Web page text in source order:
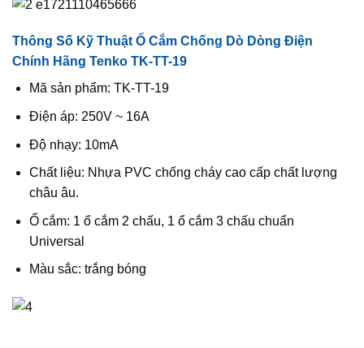
Thông Số Kỹ Thuật Ổ Cắm Chống Dò Dòng Điện
Chính Hãng Tenko TK-TT-19
Mã sản phẩm: TK-TT-19
Điện áp: 250V ~ 16A
Độ nhạy: 10mA
Chất liệu: Nhựa PVC chống cháy cao cấp chất lượng
châu âu.
Ổ cắm: 1 ổ cắm 2 chấu, 1 ổ cắm 3 chấu chuẩn
Universal
Màu sắc: trắng bóng